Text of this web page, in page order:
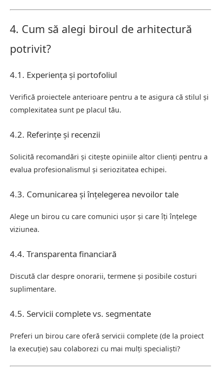
4. Cum să alegi biroul de arhitectură
potrivit?
4.1. Experiența și portofoliul
Verifică proiectele anterioare pentru a te asigura că stilul și
complexitatea sunt pe placul tău.
4.2. Referințe și recenzii
Solicită recomandări și citește opiniile altor clienți pentru a
evalua profesionalismul și seriozitatea echipei.
4.3. Comunicarea și înțelegerea nevoilor tale
Alege un birou cu care comunici ușor și care îți înțelege
viziunea.
4.4. Transparenta financiară
Discută clar despre onorarii, termene și posibile costuri
suplimentare.
4.5. Servicii complete vs. segmentate
Preferi un birou care oferă servicii complete (de la proiect
la execuție) sau colaborezi cu mai mulți specialiști?